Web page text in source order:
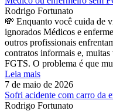
Rodrigo Fortunato
💸 Enquanto você cuida de
ignorados Médicos e
outros profissionais
contratos informais e, muitas
FGTS. O problema é que
Leia mais
7 de maio de 2026
Sofri acidente com carro da
Rodrigo Fortunato